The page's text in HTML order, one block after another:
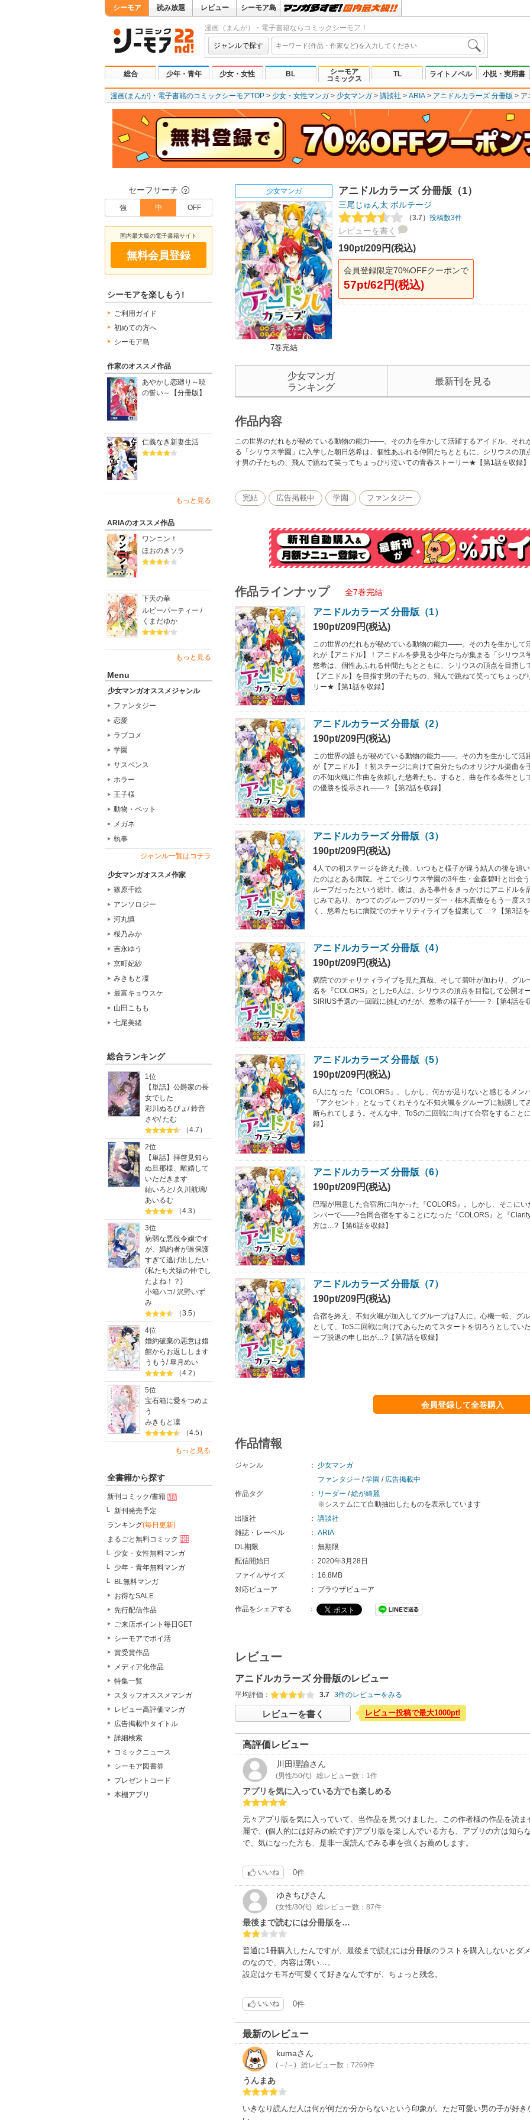
シーモア 読み放題 レビュー シーモア島
漫画（まんが）・電子書籍ならコミックシーモア！
ジャンルで探す
総合 少年・青年 少女・女性 BL
シーモア
コミックス
TL ライトノベル 小説・実用書
漫画(まんが)・電子書籍のコミックシーモアTOP 少女・女性マンガ 少女マンガ 講談社 ARIA アニドルカラーズ 分冊版 ア
セーフサーチ ？
強 中 OFF
国内最大級の電子書籍サイト
無料会員登録
シーモアを楽しもう!
ご利用ガイド
初めての方へ
シーモア島
作家のオススメ作品
あやかし恋廻り～暁
の誓い～【分冊版】
仁義なき新妻生活
もっと見る
ARIAのオススメ作品
ワンニン！
ほおのきソラ
下天の華
ルビーパーティー /
くまだゆか
もっと見る
Menu
少女マンガオススメジャンル
ファンタジー
恋愛
ラブコメ
学園
サスペンス
ホラー
王子様
動物・ペット
メガネ
執事
ジャンル一覧はコチラ
少女マンガオススメ作家
篠原千絵
アンソロジー
河丸慎
桜乃みか
吉永ゆう
京町妃紗
みきもと凜
最富キョウスケ
山田こもも
七尾美緒
総合ランキング
1位
【単話】公爵家の長
女でした
彩川ぬるぴょ /鈴音
さや/たむ
（4.7）
2位
【単話】拝啓見知ら
ぬ旦那様、離婚して
いただきます
紬いろと / 久川航璃/
あいるむ
（4.3）
3位
病弱な悪役令嬢です
が、婚約者が過保護
すぎて逃げ出したい
(私たち犬猿の仲でし
たよね！？)
小箱ハコ/沢野いず
み
（3.5）
4位
婚約破棄の悪意は娼
館からお返しします
うもう /皐月めい
（4.2）
5位
宝石箱に愛をつめよ
う
みきもと凜
（4.5）
もっと見る
全書籍から探す
新刊コミック/書籍
新刊発売予定
ランキング(毎日更新)
まるごと無料コミック
少女・女性無料マンガ
少年・青年無料マンガ
BL無料マンガ
お得なSALE
先行配信作品
ご来店ポイント毎日GET
シーモアでポイ活
賞受賞作品
メディア化作品
特集一覧
スタッフオススメマンガ
レビュー高評価マンガ
広告掲載中タイトル
詳細検索
コミックニュース
シーモア図書券
プレゼントコード
本棚アプリ
少女マンガ
7巻完結
アニドルカラーズ 分冊版（1）
三尾じゅん太 ボルテージ
（3.7） 投稿数3件
レビューを書く
190pt/209円(税込)
会員登録限定70%OFFクーポンで
57pt/62円(税込)
少女マンガ
ランキング
最新刊を見る
作品内容
この世界のだれもが秘めている動物の能力――。その力を生かして活躍するアイドル、それ
る「シリウス学園」に入学した朝日悠希は、個性あふれる仲間たちとともに、シリウスの
す男の子たちの、飛んで跳ねて笑ってちょっぴり泣いての青春ストーリー★【第1話を収録】
完結 広告掲載中 学園 ファンタジー
作品ラインナップ 全7巻完結
アニドルカラーズ 分冊版（1）
190pt/209円(税込)
この世界のだれもが秘めている動物の能力――。その力を生かして
れが【アニドル】！アニドルを夢見る少年たちが集まる「シリウス
悠希は、個性あふれる仲間たちとともに、シリウスの頂点を目指
【アニドル】を目指す男の子たちの、飛んで跳ねて笑ってちょっぴ
リー★【第1話を収録】
アニドルカラーズ 分冊版（2）
190pt/209円(税込)
この世界の誰もが秘めている動物の能力――。その力を生かして活
が【アニドル】！初ステージに向けて自分たちのオリジナル楽曲を
の不知火颯に作曲を依頼した悠希たち。すると、曲を作る条件とし
の優勝を提示され――？【第2話を収録】
アニドルカラーズ 分冊版（3）
190pt/209円(税込)
4人での初ステージを終えた後、いつもと様子が違う結人の後を追
たのはとある病院。そこでシリウス学園の3年生・金森碧叶と出会
ループだったという碧叶。彼は、ある事件をきっかけにアニドルを
じみであり、かつてのグループのリーダー・柚木真哉をもう一度ス
く、悠希たちに病院でのチャリティライブを提案して…？【第3話を
アニドルカラーズ 分冊版（4）
190pt/209円(税込)
病院でのチャリティライブを見た真哉、そして碧叶が加わり、グル
名を『COLORS』とした6人は、シリウスの頂点を目指して公開オ
SIRIUS予選の一回戦に挑むのだが、悠希の様子が――？【第4話を収
アニドルカラーズ 分冊版（5）
190pt/209円(税込)
6人になった『COLORS』。しかし、何かが足りないと感じるメン
「アクセント」となってくれそうな不知火颯をグループに勧誘して
断られてしまう。そんな中、ToSの二回戦に向けて合宿をすること
録】
アニドルカラーズ 分冊版（6）
190pt/209円(税込)
巴瑠が用意した合宿所に向かった『COLORS』。しかし、そこに
ンバーで――?合同合宿をすることになった『COLORS』と『
方は…?【第6話を収録】
アニドルカラーズ 分冊版（7）
190pt/209円(税込)
合宿を終え、不知火颯が加入してグループは7人に。心機一転、グ
として、ToS二回戦に向けてあらためてスタートを切ろうとしてい
ープ脱退の申し出が…?【第7話を収録】
会員登録して全巻購入
作品情報
ジャンル ：
少女マンガ
ファンタジー /学園 / 広告掲載中
作品タグ
： リーダー /絵が綺麗
※システムにて自動抽出したものを表示しています
出版社
： 講談社
雑誌・レーベル
： ARIA
DL期限
： 無期限
配信開始日
： 2020年3月28日
ファイルサイズ
：
16.8MB
対応ビューア
： ブラウザビューア
作品をシェアする ：
レビュー
アニドルカラーズ 分冊版のレビュー
平均評価： 3.7 3件のレビューをみる
レビューを書く レビュー投稿で最大1000pt!
高評価レビュー
川田理諭さん
(男性/50代) 総レビュー数：1件
アプリを気に入っている方でも楽しめる
元々アプリ版を気に入っていて、当作品を見つけました。この作者様の作品を読
麗で、(個人的には好みの絵です)アプリ版を楽しんでいる方も、アプリの方は知ら
で、気になった方も、是非一度読んでみる事を強くお薦めします。
いいね 0件
ゆきちぴさん
(女性/30代) 総レビュー数：87件
最後まで読むには分冊版を…
普通に1冊購入したんですが、最後まで読むには分冊版のラストを購入しないとダ
のなので、内容は薄い…。
設定はケモ耳が可愛くて好きなんですが、ちょっと残念。
いいね 0件
最新のレビュー
kumaさん
(－/－) 総レビュー数：7269件
うんまあ
いきなり読んだ人は何が何だか分からないという印象が。ただ可愛い男の子が好